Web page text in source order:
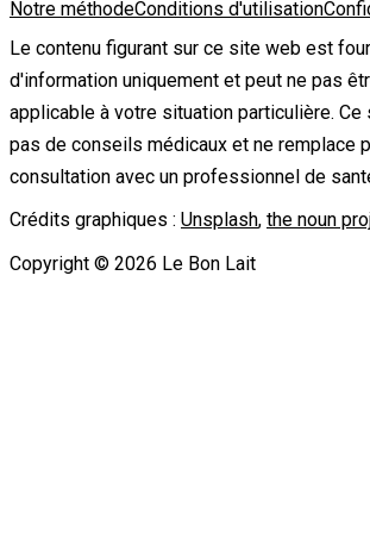
Notre méthodeConditions d'utilisation
Le contenu figurant sur ce site web est
d'information uniquement et peut ne pas
applicable à votre situation particulière.
pas de conseils médicaux et ne remplace
consultation avec un professionnel de
Crédits graphiques : Unsplash, the noun
Copyright © 2026 Le Bon Lait